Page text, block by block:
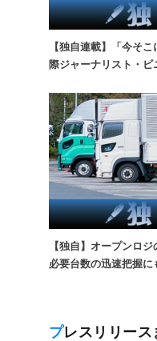
【独自連載】「今そ
際ジャーナリスト・ビ
【独自】オープンロ
必要台数の迅速把握に
プレスリリー